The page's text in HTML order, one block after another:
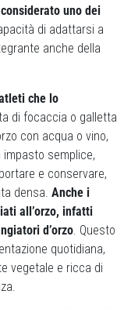
considerato uno dei
di adattarsi a
anche della
che lo
di focaccia o galletta
con acqua o vino,
impasto semplice,
e conservare,
densa. Anche i
all’orzo, infatti
d’orzo. Questo
quotidiana,
vegetale e ricca di